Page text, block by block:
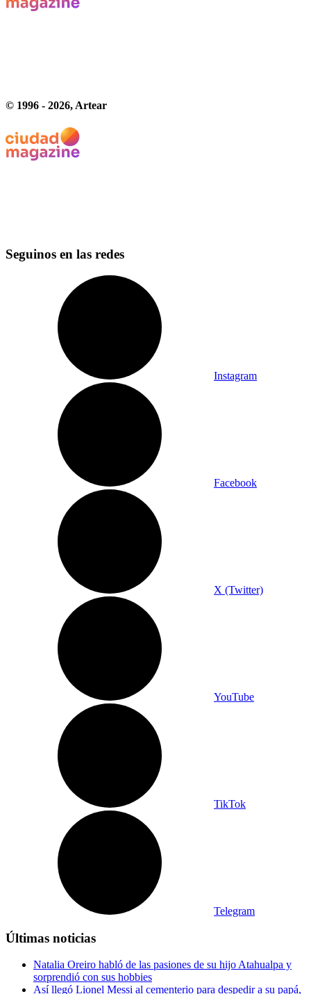
© 1996 - 2026, Artear
Seguinos en las redes
Instagram
Facebook
X (Twitter)
YouTube
TikTok
Telegram
Últimas noticias
Natalia Oreiro habló de las pasiones de su hijo Atahualpa y
sorprendió con sus hobbies
Así llegó Lionel Messi al cementerio para despedir a su papá,